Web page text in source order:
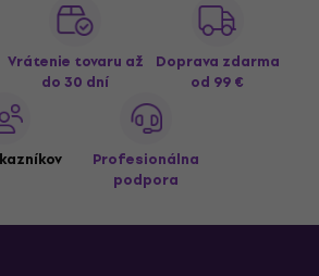
Vrátenie tovaru až
do 30 dní
Doprava zdarma
od 99 €
Profesionálna
podpora